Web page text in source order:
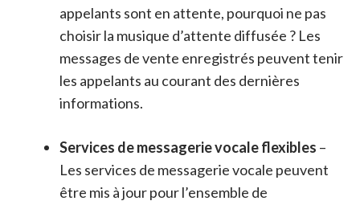
appelants sont en attente, pourquoi ne pas
choisir la musique d’attente diffusée ? Les
messages de vente enregistrés peuvent tenir
les appelants au courant des dernières
informations.
Services de messagerie vocale flexibles –
Les services de messagerie vocale peuvent
être mis à jour pour l’ensemble de